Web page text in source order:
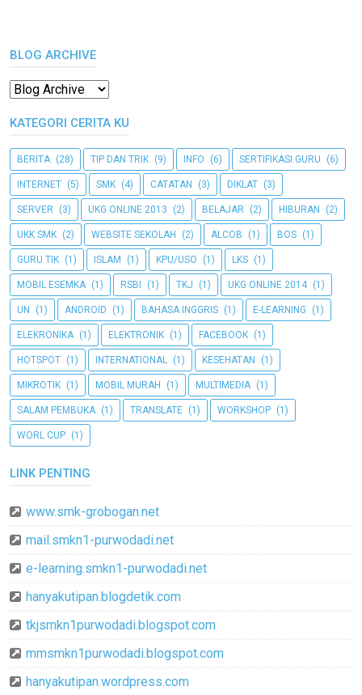
BLOG ARCHIVE
KATEGORI CERITA KU
BERITA (28) TIP DAN TRIK (9) INFO (6) SERTIFIKASI GURU (6)
INTERNET (5) SMK (4) CATATAN (3) DIKLAT (3)
SERVER (3) UKG ONLINE 2013 (2) BELAJAR (2) HIBURAN (2)
UKK SMK (2) WEBSITE SEKOLAH (2) ALCOB (1) BOS (1)
GURU TIK (1) ISLAM (1) KPU/USO (1) LKS (1)
MOBIL ESEMKA (1) RSBI (1) TKJ (1) UKG ONLINE 2014 (1)
UN (1) ANDROID (1) BAHASA INGGRIS (1) E-LEARNING (1)
ELEKRONIKA (1) ELEKTRONIK (1) FACEBOOK (1)
HOTSPOT (1) INTERNATIONAL (1) KESEHATAN (1)
MIKROTIK (1) MOBIL MURAH (1) MULTIMEDIA (1)
SALAM PEMBUKA (1) TRANSLATE (1) WORKSHOP (1)
WORL CUP (1)
LINK PENTING
www.smk-grobogan.net
mail.smkn1-purwodadi.net
e-learning.smkn1-purwodadi.net
hanyakutipan.blogdetik.com
tkjsmkn1purwodadi.blogspot.com
mmsmkn1purwodadi.blogspot.com
hanyakutipan.wordpress.com